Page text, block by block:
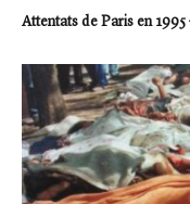
Attentats de Paris en